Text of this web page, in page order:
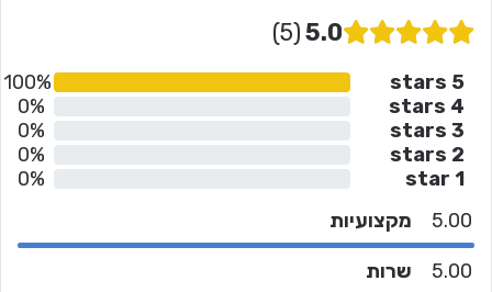
5.0
5
5 stars
100%
4 stars
0%
3 stars
0%
2 stars
0%
1 star
0%
מקצועיות
5.00
שרות
5.00